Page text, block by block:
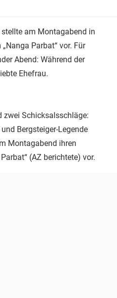
am Montagabend in
Parbat“ vor. Für
Abend: Während der
Ehefrau.
zwei Schicksalsschläge:
Bergsteiger-Legende
Montagabend ihren
(AZ berichtete) vor.